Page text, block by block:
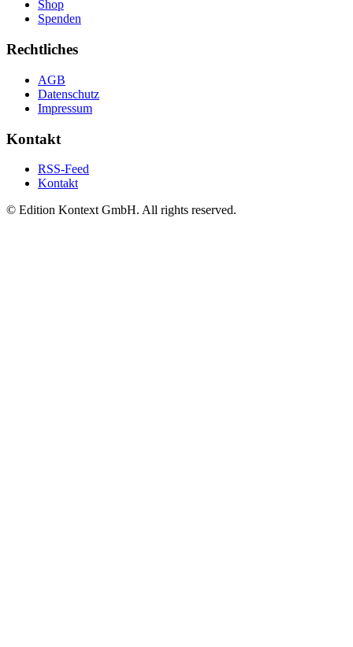
Shop
Spenden
Rechtliches
AGB
Datenschutz
Impressum
Kontakt
RSS-Feed
Kontakt
© Edition Kontext GmbH. All rights reserved.